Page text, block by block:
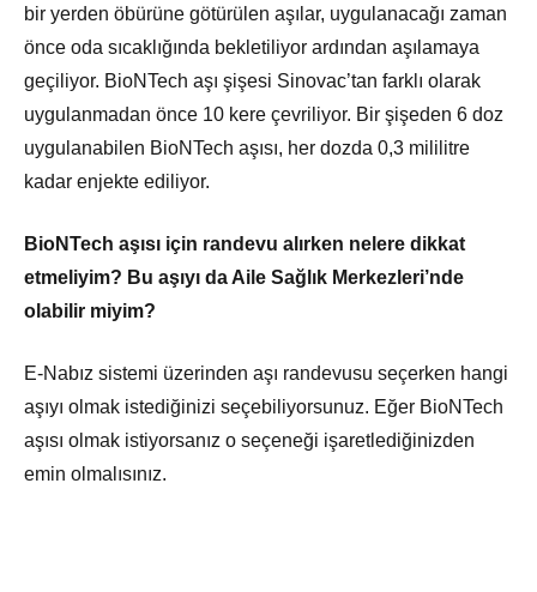
bir yerden öbürüne götürülen aşılar, uygulanacağı zaman
önce oda sıcaklığında bekletiliyor ardından aşılamaya
geçiliyor. BioNTech aşı şişesi Sinovac’tan farklı olarak
uygulanmadan önce 10 kere çevriliyor. Bir şişeden 6 doz
uygulanabilen BioNTech aşısı, her dozda 0,3 mililitre
kadar enjekte ediliyor.
BioNTech aşısı için randevu alırken nelere dikkat
etmeliyim? Bu aşıyı da Aile Sağlık Merkezleri’nde
olabilir miyim?
E-Nabız sistemi üzerinden aşı randevusu seçerken hangi
aşıyı olmak istediğinizi seçebiliyorsunuz. Eğer BioNTech
aşısı olmak istiyorsanız o seçeneği işaretlediğinizden
emin olmalısınız.